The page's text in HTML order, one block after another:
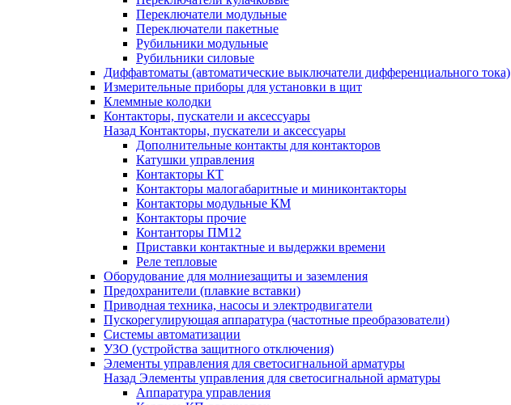
Переключатели модульные
Переключатели пакетные
Рубильники модульные
Рубильники силовые
Диффавтоматы (автоматические выключатели дифференциального тока)
Измерительные приборы для установки в щит
Клеммные колодки
Контакторы, пускатели и аксессуары
Назад Контакторы, пускатели и аксессуары
Дополнительные контакты для контакторов
Катушки управления
Контакторы КТ
Контакторы малогабаритные и миниконтакторы
Контакторы модульные КМ
Контакторы прочие
Контанторы ПМ12
Приставки контактные и выдержки времени
Реле тепловые
Оборудование для молниезащиты и заземления
Предохранители (плавкие вставки)
Приводная техника, насосы и электродвигатели
Пускорегулирующая аппаратура (частотные преобразователи)
Системы автоматизации
УЗО (устройства защитного отключения)
Элементы управления для светосигнальной арматуры
Назад Элементы управления для светосигнальной арматуры
Аппаратура управления